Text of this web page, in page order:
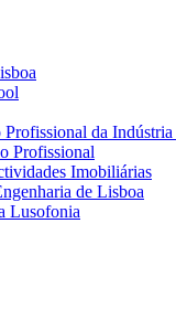
da
Profissional
Imobiliárias
de Lisboa
Lusofonia